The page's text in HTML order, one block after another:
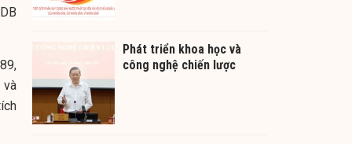
và
Phát triển khoa học và
công nghệ chiến lược